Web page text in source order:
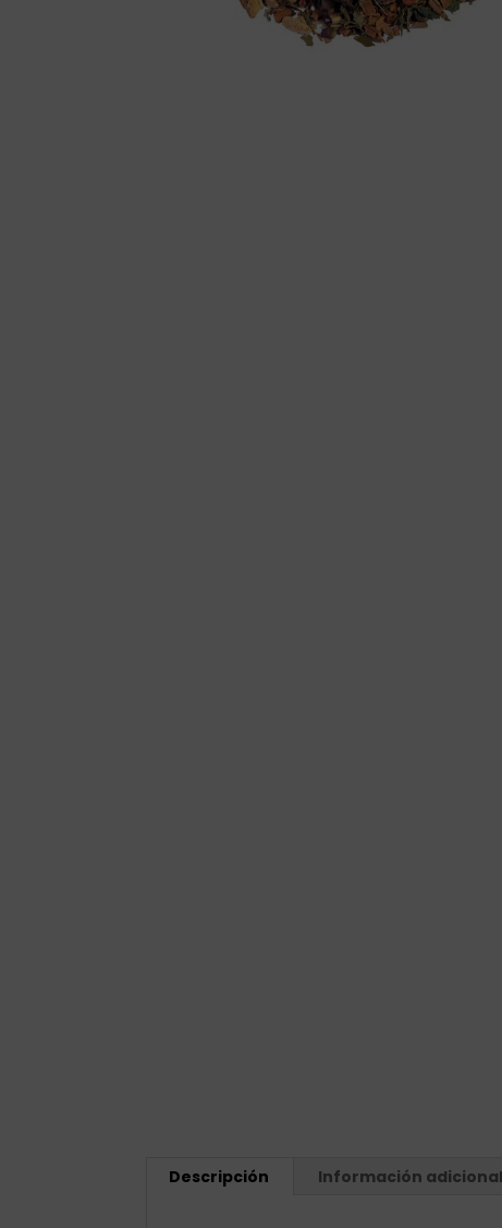
Descripción Información adicional